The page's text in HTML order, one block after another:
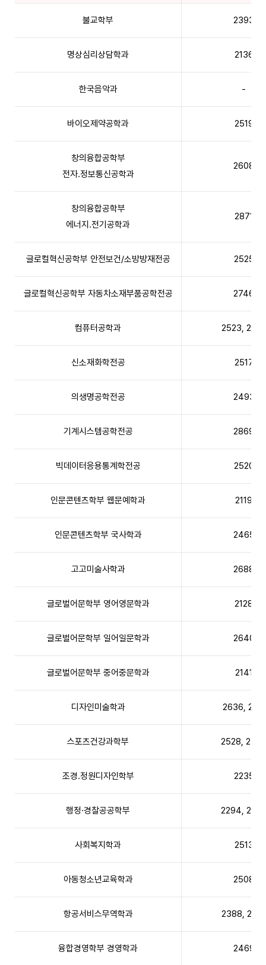
불교학부 2393
명상심리상담학과 2136
한국음악과 -
바이오제약공학과 2519
창의융합공학부
전자․정보통신공학과
2608
창의융합공학부
에너지․전기공학과
2871
글로컬혁신공학부 안전보건/소방방재전공 2525
글로컬혁신공학부 자동차소재부품공학전공 2746
컴퓨터공학과 2523, 2522
신소재화학전공 2517
의생명공학전공 2493
기계시스템공학전공 2869
빅데이터응용통계학전공 2520
인문콘텐츠학부 웹문예학과 2119
인문콘텐츠학부 국사학과 2465
고고미술사학과 2688
글로벌어문학부 영어영문학과 2128
글로벌어문학부 일어일문학과 2640
글로벌어문학부 중어중문학과 2141
디자인미술학과 2636, 2511
스포츠건강과학부 2528, 2530
조경․정원디자인학부 2235
행정·경찰공공학부 2294, 2297
사회복지학과 2513
아동청소년교육학과 2508
항공서비스무역학과 2388, 2319
융합경영학부 경영학과 2469